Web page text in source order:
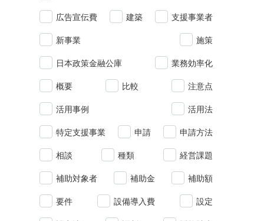
広告宣伝費 建築 支援事業者
新事業 施策
日本政策金融公庫 業務効率化
概要 比較 注意点
活用事例 活用法
特定支援事業 申請 申請方法
相談 種類 経営課題
補助対象者 補助金 補助額
要件 設備導入費 設定